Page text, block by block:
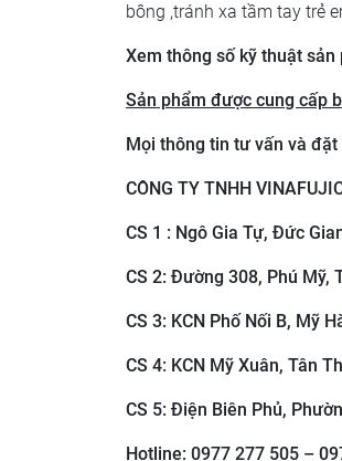
bông ,tránh xa tầm tay trẻ
Xem thông số kỹ thuật sản
Sản phẩm được cung cấp
Mọi thông tin tư vấn và
CÔNG TY TNHH
CS 1 : Ngô Gia Tự, Đức
CS 2: ​Đường 308, Phú Mỹ,
CS 3: ​KCN Phố Nối B, Mỹ
CS 4: KCN Mỹ Xuân, Tân
CS 5: Điện Biên Phủ,
Hotline: 0977 277 505 –